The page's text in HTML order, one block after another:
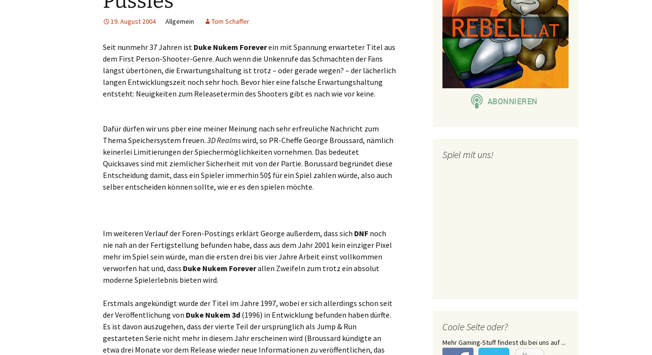
19. August 2004 Allgemein Tom Schaffer
Seit nunmehr 37 Jahren ist Duke Nukem Foreverein mit Spannung erwarteter Titel aus
dem First Person-Shooter-Genre. Auch wenn die Unkenrufe das Schmachten der Fans
längst übertönen, die Erwartungshaltung ist trotz – oder gerade wegen? – der lächerlich
langen Entwicklungszeit noch sehr hoch. Bevor hier eine falsche Erwartungshaltung
entsteht: Neuigkeiten zum Releasetermin des Shooters gibt es nach wie vor keine.
Dafür dürfen wir uns pber eine meiner Meinung nach sehr erfreuliche Nachricht zum
Thema Speichersystem freuen. 3D Realmswird, so PR-Cheffe George Broussard, nämlich
keinerlei Limitierungen der Spiechermöglichkeiten vornehmen. Das bedeutet
Quicksaves sind mit ziemlicher Sicherheit mit von der Partie. Borussard begründet diese
Entscheidung damit, dass ein Spieler immerhin 50$ für ein Spiel zahlen würde, also auch
selber entscheiden können sollte, wie er es den spielen möchte.
Im weiteren Verlauf der Foren-Postings erklärt George außerdem, dass sich DNF noch
nie nah an der Fertigstellung befunden habe, dass aus dem Jahr 2001 kein einziger Pixel
mehr im Spiel sein würde, man die ersten drei bis vier Jahre Arbeit einst vollkommen
verworfen hat und, dass Duke Nukem Foreverallen Zweifeln zum trotz ein absolut
moderne Spielerlebnis bieten wird.
Erstmals angekündigt wurde der Titel im Jahre 1997, wobei er sich allerdings schon seit
der Veröffentlichung von Duke Nukem 3d (1996) in Entwicklung befunden haben dürfte.
Es ist davon auszugehen, dass der vierte Teil der ursprünglich als Jump & Run
gestarteten Serie nicht mehr in diesem Jahr erscheinen wird (Broussard kündigte an
etwa drei Monate vor dem Release wieder neue Informationen zu veröffentlichen, das
Spiel mit uns!
Coole Seite oder?
Mehr Gaming-Stuff findest du bei uns auf ...